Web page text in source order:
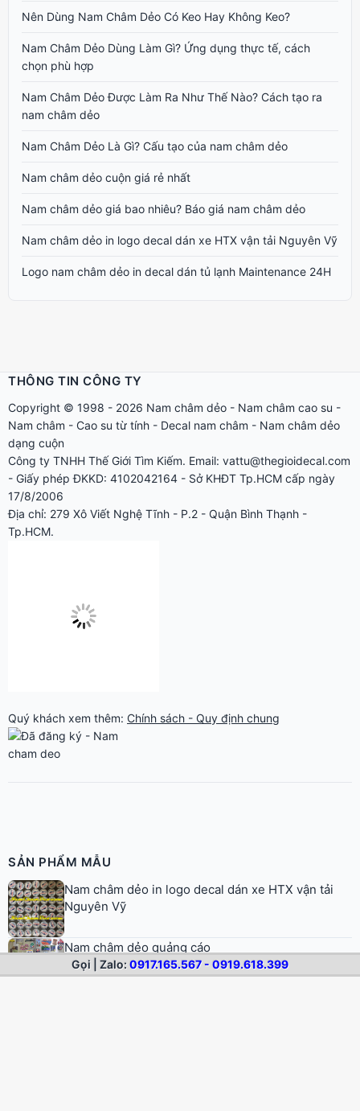
Nên Dùng Nam Châm Dẻo Có Keo Hay Không Keo?
Nam Châm Dẻo Dùng Làm Gì? Ứng dụng thực tế, cách
chọn phù hợp
Nam Châm Dẻo Được Làm Ra Như Thế Nào? Cách tạo ra
nam châm dẻo
Nam Châm Dẻo Là Gì? Cấu tạo của nam châm dẻo
Nam châm dẻo cuộn giá rẻ nhất
Nam châm dẻo giá bao nhiêu? Báo giá nam châm dẻo
Nam châm dẻo in logo decal dán xe HTX vận tải Nguyên Vỹ
Logo nam châm dẻo in decal dán tủ lạnh Maintenance 24H
THÔNG TIN CÔNG TY
Copyright © 1998 - 2026 Nam châm dẻo - Nam châm cao su -
Nam châm - Cao su từ tính - Decal nam châm - Nam châm dẻo
dạng cuộn
Công ty TNHH Thế Giới Tìm Kiếm. Email: vattu@thegioidecal.com
- Giấy phép ĐKKD: 4102042164 - Sở KHĐT Tp.HCM cấp ngày
17/8/2006
Địa chỉ: 279 Xô Viết Nghệ Tĩnh - P.2 - Quận Bình Thạnh -
Tp.HCM.
Gọi | Zalo:0917.165.567 - 0919.618.399
SẢN PHẨM MẪU
Nam châm dẻo A4
Logo nam châm decal xe hơi The Alcove
Logo nam châm dẻo dán xe Barri Ann Travel